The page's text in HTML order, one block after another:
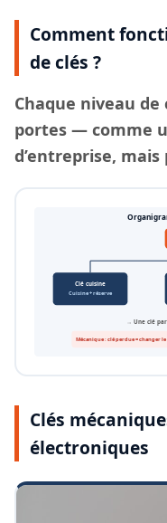
Comment
de clés ?
Chaque niveau de
portes — comme
d’entreprise, mais
Clé cuisine
Cuisine + réserve
→ Une clé
Mécanique : clé perdue = changer
Clés
électroniques